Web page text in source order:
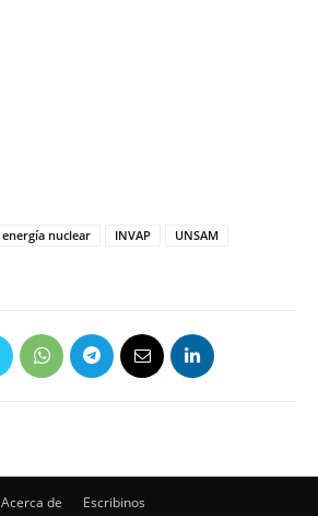
energía nuclear INVAP
UNSAM
Acerca de Escribinos